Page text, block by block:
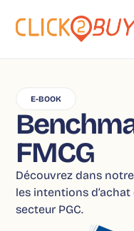
E-BOOK
FMCG
Découvrez dans
les intentions
secteur PGC.